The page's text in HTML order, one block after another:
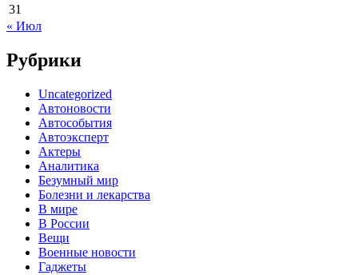
31
« Июл
Рубрики
Uncategorized
Автоновости
Автособытия
Автоэксперт
Актеры
Аналитика
Безумный мир
Болезни и лекарства
В мире
В России
Вещи
Военные новости
Гаджеты